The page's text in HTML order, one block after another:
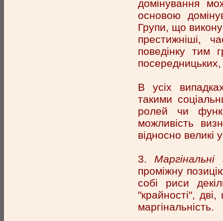
домінування
основою
Групи, що
престижніші,
поведінку тим
В усіх
такими
ролей чи
можливість
відносно великі
3. Маргінальні
проміжну
собі риси
"крайності",
маргінальність.